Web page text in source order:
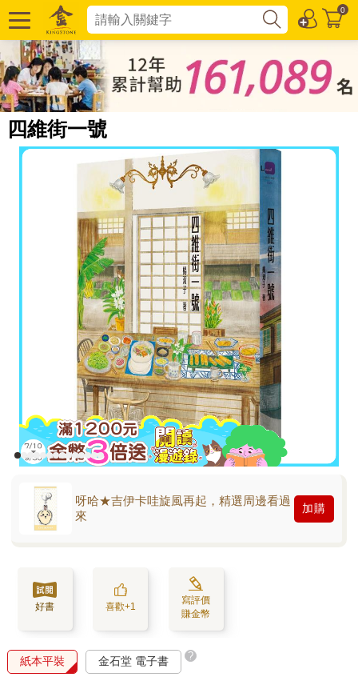
0
四維街一號
呀哈★吉伊卡哇旋風再起，精選周邊看過
來
加購
好書 喜歡+1
寫評價
賺金幣
紙本平裝 金石堂 電子書 ?